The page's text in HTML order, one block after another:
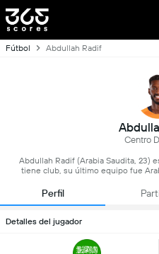
Fútbol Abdullah Radif
Centro
Abdullah Radif (Arabia Saudita, 23)
tiene club, su último equipo fue
Perfil
Detalles del jugador